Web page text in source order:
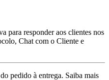
para responder aos clientes nos
Chat com o Cliente e
pedido à entrega. Saiba mais